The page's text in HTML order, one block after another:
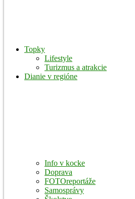
Topky
Lifestyle
Turizmus a atrakcie
Dianie v regióne
Info v kocke
Doprava
FOTOreportáže
Samosprávy